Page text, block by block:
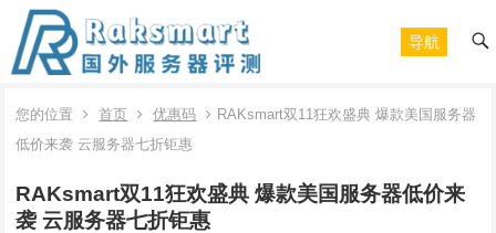
导航
您的位置 首页 优惠码
RAKsmart双11狂欢盛典 爆款美国服务器
低价来袭 云服务器七折钜惠
RAKsmart双11狂欢盛典 爆款美国服务器低价来
袭 云服务器七折钜惠